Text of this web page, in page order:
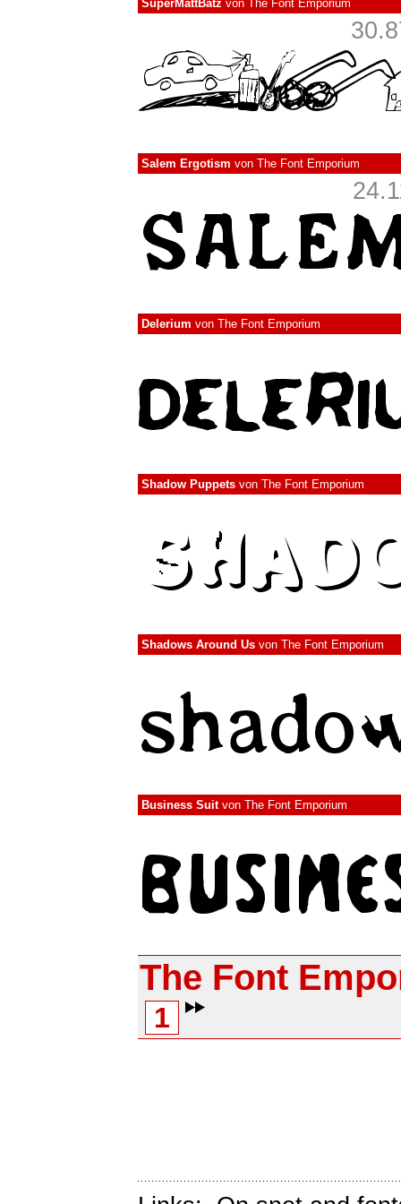
SuperMattBatz von The Font Emporium
Salem Ergotism von The Font Emporium
Delerium von The Font Emporium
Shadow Puppets von The Font Emporium
Shadows Around Us von The Font Emporium
Business Suitvon The Font Emporium
The Font
1